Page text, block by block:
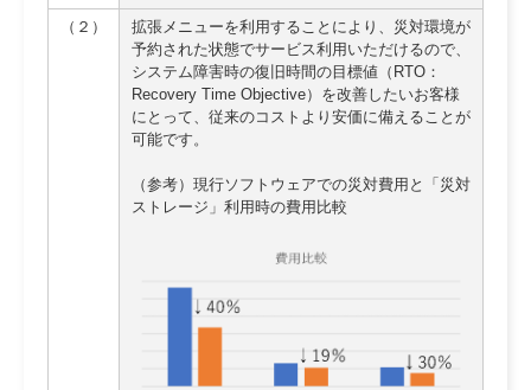
（２）
拡張メニューを利用することにより、災対環境が
予約された状態でサービス利用いただけるので、
システム障害時の復旧時間の目標値（RTO：
Recovery Time Objective）を改善したいお客様
にとって、従来のコストより安価に備えることが
可能です。
（参考）現行ソフトウェアでの災対費用と「災対
ストレージ」利用時の費用比較